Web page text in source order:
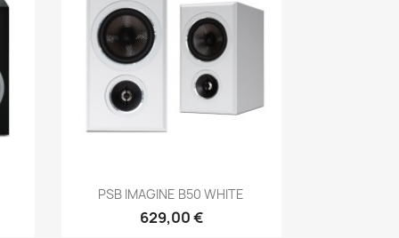
Anteprima
PSB IMAGINE B50 WHITE
629,00 €